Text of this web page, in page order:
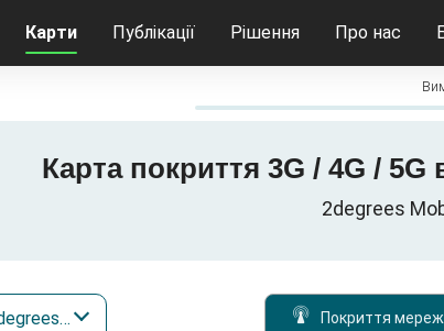
Карти Публікації Рішення Про нас
Карта покриття 3G / 4G /
2degrees
2degrees Mobile Покриття